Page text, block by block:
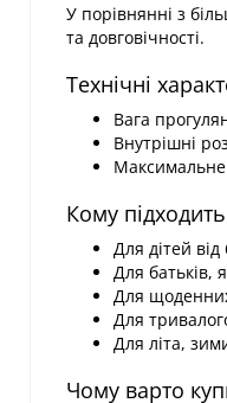
У порівнянні з
та довговічності.
Технічні
Вага
Внутрішні
Кому
Для дітей від
Для батьків,
Для
Для
Для літа,
Чому варто